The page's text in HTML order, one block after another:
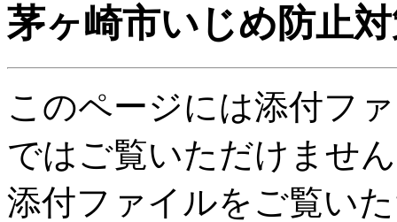
茅ヶ崎市いじめ防止
このページには添付フ
ではご覧いただけませ
添付ファイルをご覧い